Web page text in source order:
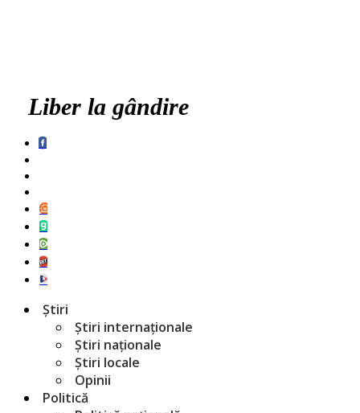
Liber la gândire
Știri
Știri internaționale
Știri naționale
Știri locale
Opinii
Politică